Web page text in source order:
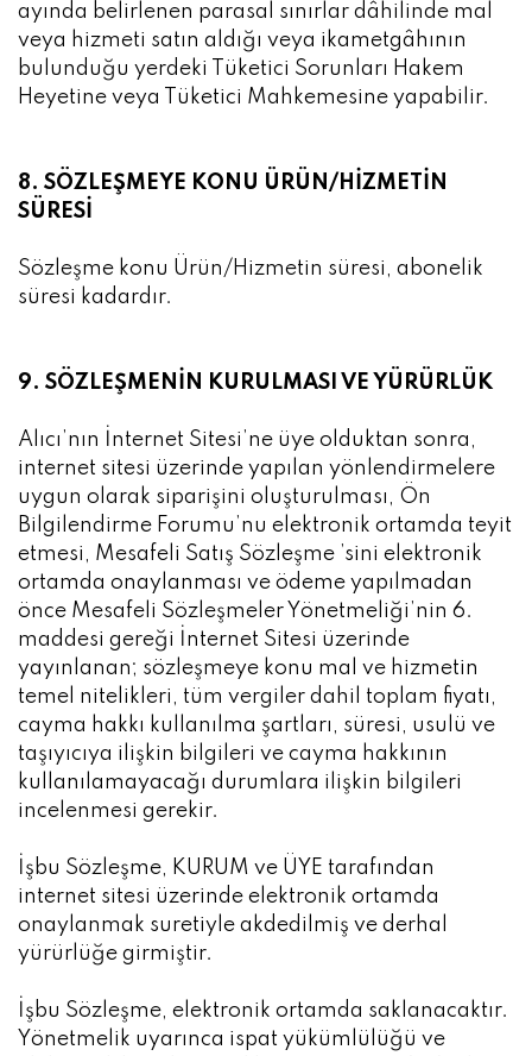
ayında belirlenen parasal sınırlar dâhilinde mal
veya hizmeti satın aldığı veya ikametgâhının
bulunduğu yerdeki Tüketici Sorunları Hakem
Heyetine veya Tüketici Mahkemesine yapabilir.
8. SÖZLEŞMEYE KONU ÜRÜN/HİZMETİN
SÜRESİ
Sözleşme konu Ürün/Hizmetin süresi, abonelik
süresi kadardır.
9. SÖZLEŞMENİN KURULMASI VE YÜRÜRLÜK
Alıcı’nın İnternet Sitesi’ne üye olduktan sonra,
internet sitesi üzerinde yapılan yönlendirmelere
uygun olarak siparişini oluşturulması, Ön
Bilgilendirme Forumu’nu elektronik ortamda teyit
etmesi, Mesafeli Satış Sözleşme ’sini elektronik
ortamda onaylanması ve ödeme yapılmadan
önce Mesafeli Sözleşmeler Yönetmeliği’nin 6.
maddesi gereği İnternet Sitesi üzerinde
yayınlanan; sözleşmeye konu mal ve hizmetin
temel nitelikleri, tüm vergiler dahil toplam fiyatı,
cayma hakkı kullanılma şartları, süresi, usulü ve
taşıyıcıya ilişkin bilgileri ve cayma hakkının
kullanılamayacağı durumlara ilişkin bilgileri
incelenmesi gerekir.
İşbu Sözleşme, KURUM ve ÜYE tarafından
internet sitesi üzerinde elektronik ortamda
onaylanmak suretiyle akdedilmiş ve derhal
yürürlüğe girmiştir.
İşbu Sözleşme, elektronik ortamda saklanacaktır.
Yönetmelik uyarınca ispat yükümlülüğü ve